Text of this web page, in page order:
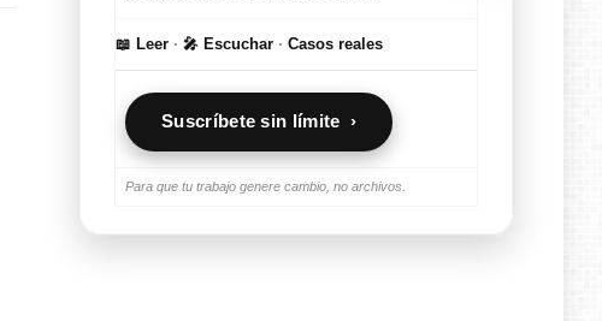
📖 Leer · 🎤 Escuchar · Casos reales
Suscríbete sin límite ›
Para que tu trabajo genere cambio, no archivos.